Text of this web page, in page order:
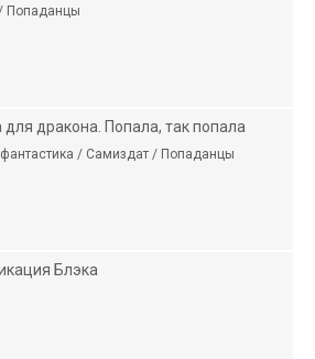
Попаданцы
для дракона. Попала, так попала
/ Самиздат / Попаданцы
Блэка